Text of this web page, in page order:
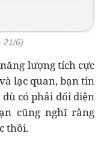
21/6)
lượng tích cực
lạc quan, bạn tin
có phải đối diện
cũng nghĩ rằng
thôi.